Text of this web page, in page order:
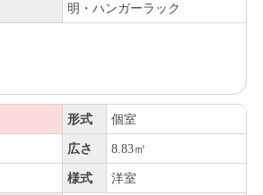
明・ハンガーラック
形式 個室
広さ 8.83㎡
様式 洋室